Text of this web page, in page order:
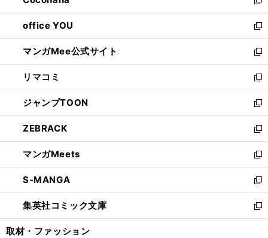
開
く
ウ
で
開
く
ウ
ィ
ン
ド
ウ
で
開
く
新
し
い
ウ
ィ
ン
ド
ウ
で
開
く
office YOU
新
し
い
ウ
ィ
ン
ド
ウ
で
開
く
マンガMee公式サイト
新
し
い
ウ
ィ
ン
ド
ウ
で
開
く
リマコミ
新
し
い
ウ
ィ
ン
ド
ウ
で
開
く
ジャンプTOON
新
し
い
ウ
ィ
ン
ド
ウ
で
開
ZEBRACK
新
し
い
ウ
ィ
ン
ド
ウ
マンガMeets
新
し
い
ウ
ィ
ン
S-MANGA
新
し
い
ウ
集英社コミック文庫
新
し
取材・ファッション